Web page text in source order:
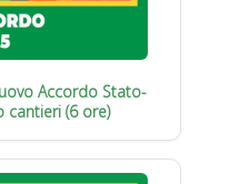
Accordo Stato-
cantieri (6 ore)